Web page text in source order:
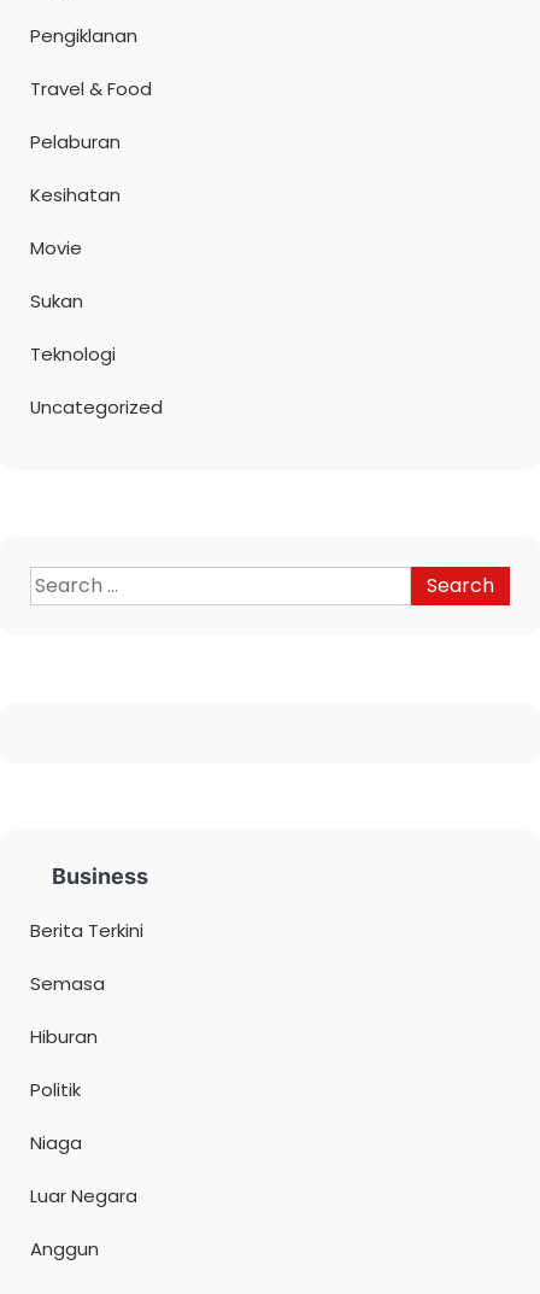
Pengiklanan
Travel & Food
Pelaburan
Kesihatan
Movie
Sukan
Teknologi
Uncategorized
Business
Berita Terkini
Semasa
Hiburan
Politik
Niaga
Luar Negara
Anggun